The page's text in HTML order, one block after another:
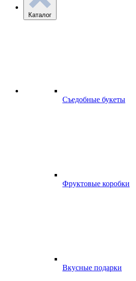
Каталог
Съедобные букеты
Фруктовые коробки
Вкусные подарки